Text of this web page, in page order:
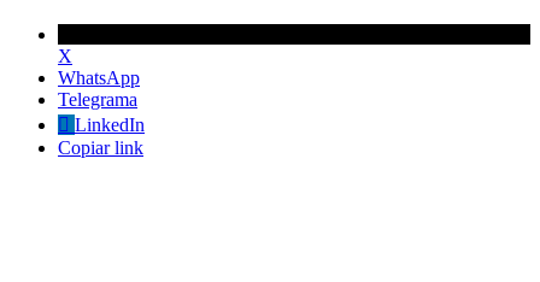
X
WhatsApp
Telegrama
LinkedIn
Copiar link